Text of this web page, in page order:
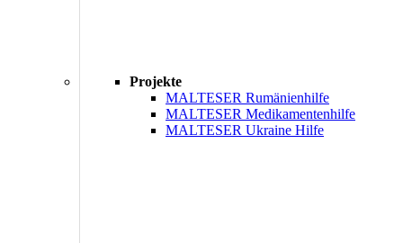
Projekte
MALTESER Rumänienhilfe
MALTESER Medikamentenhilfe
MALTESER Ukraine Hilfe